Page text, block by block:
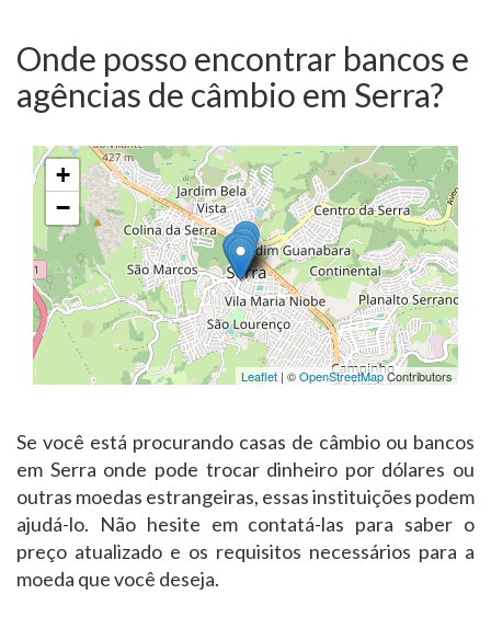
Onde posso encontrar bancos e
agências de câmbio em Serra?
+
−
Leaflet | ©OpenStreetMapContributors
Se você está procurando casas de câmbio ou bancos
em Serra onde pode trocar dinheiro por dólares ou
outras moedas estrangeiras, essas instituições podem
ajudá-lo. Não hesite em contatá-las para saber o
preço atualizado e os requisitos necessários para a
moeda que você deseja.